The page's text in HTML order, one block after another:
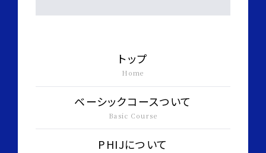
トップ
Home
ベーシックコースついて
Basic Course
PHIJについて